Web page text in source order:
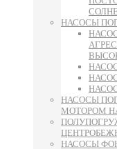
НАСОСЫ
НАСОСЫ
МОТОРОМ
НАСОСЫ